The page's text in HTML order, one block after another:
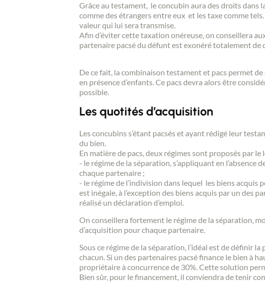
Grâce au testament, le concubin aura des droits dans
comme des étrangers entre eux et les taxe comme
valeur qui lui sera transmise.
Afin d’éviter cette taxation onéreuse, on conseillera
partenaire pacsé du défunt est exonéré totalement de
De ce fait, la combinaison testament et pacs permet
en présence d’enfants. Ce pacs devra alors être
possible.
Les quotités d’acquisition
Les concubins s’étant pacsés et ayant rédigé leur
du bien.
En matière de pacs, deux régimes sont proposés par le
- le régime de la séparation, s’appliquant en
chaque partenaire ;
- le régime de l’indivision dans lequel les biens
est inégale, à l’exception des biens acquis par un des
réalisé un déclaration d’emploi.
On conseillera fortement le régime de la séparation,
d’acquisition pour chaque partenaire.
Sous ce régime de la séparation, l’idéal est de définir
chacun. Si un des partenaires pacsé finance le bien à
propriétaire à concurrence de 30%. Cette solution
Bien sûr, pour le financement, il conviendra de tenir